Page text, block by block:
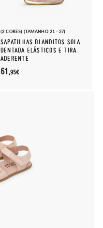
(2 CORES) (TAMANHO 21 - 27)
SAPATILHAS BLANDITOS SOLA
DENTADA ELÁSTICOS E TIRA
ADERENTE
61,95€